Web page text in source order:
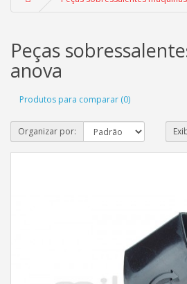
Peças
anova
Produtos para comparar (0)
Organizar por: